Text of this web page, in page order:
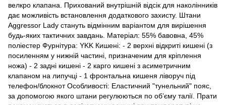
велкро клапана. Прихований внутрішній відсік для наколінників
дає можливість встановлення додаткового захисту. Штани
Aggressor Lady стануть відмінним варіантом для вирішення
будь-яких тактичних завдань. Матеріал: 55% бавовна, 45%
поліестер Фурнітура: YKK Кишені: - 2 верхні відкриті кишені (з
посиленням у нижній частині, призначеним для кріплення
ножа) - 2 задні кишені - 2 карго кишені з асиметричним
клапаном на липучці - 1 фронтальна кишеня ліворуч під
телефон/блокнот Особливості: Еластичний "тунельний" пояс,
за допомогою якого штани регулюються по об’єму талії. Прати